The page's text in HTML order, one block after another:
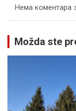
Нема коментара
Možda ste